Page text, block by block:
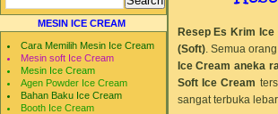
MESIN ICE CREAM
Cara Memilih Mesin Ice Cream
Mesin soft Ice Cream
Mesin Ice Cream
Agen Powder Ice Cream
Bahan Baku Ice Cream
Booth Ice Cream
Resep Es Krim Ice
(Soft). Semua
Ice Cream aneka
Soft Ice Cream
sangat terbuka